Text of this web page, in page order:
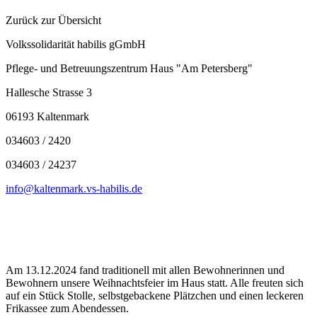
Zurück zur Übersicht
Volkssolidarität habilis gGmbH
Pflege- und Betreuungszentrum Haus "Am Petersberg"
Hallesche Strasse 3
06193 Kaltenmark
034603 / 2420
034603 / 24237
info@kaltenmark.vs-habilis.de
Am 13.12.2024 fand traditionell mit allen Bewohnerinnen und
Bewohnern unsere Weihnachtsfeier im Haus statt. Alle freuten sich
auf ein Stück Stolle, selbstgebackene Plätzchen und einen leckeren
Frikassee zum Abendessen.